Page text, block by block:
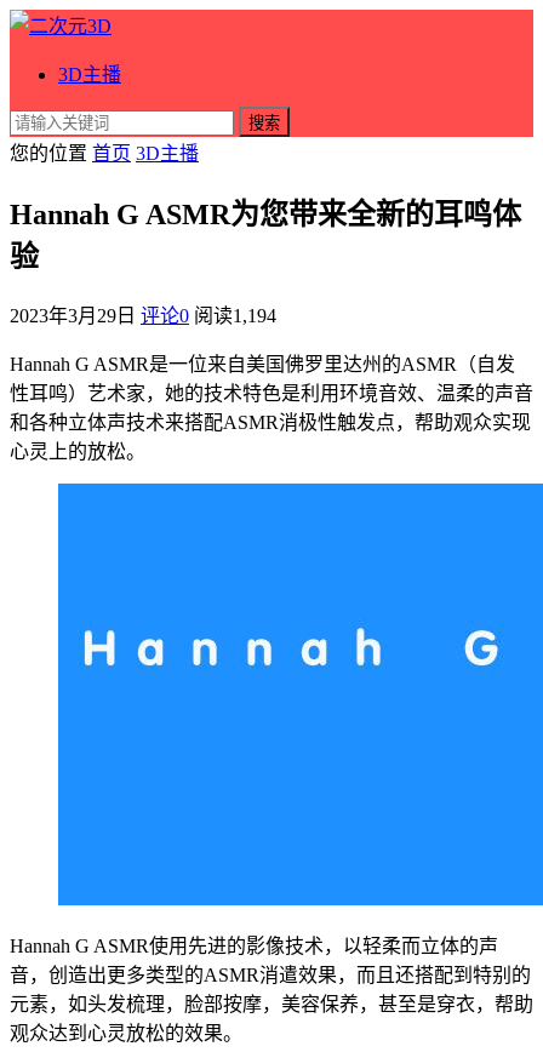
3D主播
搜索
您的位置 首页 3D主播
Hannah G ASMR为您带来全新的耳鸣体
验
2023年3月29日 评论0 阅读1,194
Hannah G ASMR是一位来自美国佛罗里达州的ASMR（自发
性耳鸣）艺术家，她的技术特色是利用环境音效、温柔的声音
和各种立体声技术来搭配ASMR消极性触发点，帮助观众实现
心灵上的放松。
Hannah G ASMR使用先进的影像技术，以轻柔而立体的声
音，创造出更多类型的ASMR消遣效果，而且还搭配到特别的
元素，如头发梳理，脸部按摩，美容保养，甚至是穿衣，帮助
观众达到心灵放松的效果。